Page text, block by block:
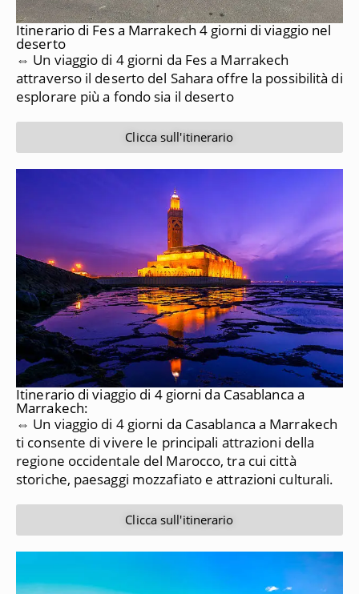
Itinerario di Fes a Marrakech 4 giorni di viaggio nel
deserto
⇔ Un viaggio di 4 giorni da Fes a Marrakech
attraverso il deserto del Sahara offre la possibilità di
esplorare più a fondo sia il deserto
Clicca sull'itinerario
Itinerario di viaggio di 4 giorni da Casablanca a
Marrakech:
⇔ Un viaggio di 4 giorni da Casablanca a Marrakech
ti consente di vivere le principali attrazioni della
regione occidentale del Marocco, tra cui città
storiche, paesaggi mozzafiato e attrazioni culturali.
Clicca sull'itinerario